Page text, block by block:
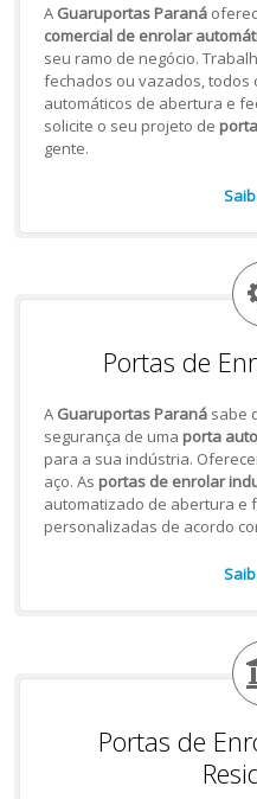
A Guaruportas Paraná
comercial de enrolar
seu ramo de negócio.
fechados ou vazados, todos
automáticos de abertura e
solicite o seu projeto de
gente.
Portas de
A Guaruportas Paranásabe
segurança de uma porta
para a sua indústria.
aço. As portas de enrolar
automatizado de abertura e
personalizadas de acordo
Portas de